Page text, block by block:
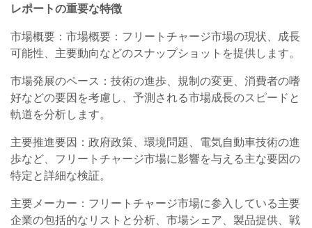
レポートの重要な特徴
市場概要：市場概要：フリートチャージ市場の現状、成長
可能性、主要動向などのスナップショットを提供します。
市場発展のペース：技術の進歩、規制の変更、消費者の嗜
好などの要因を考慮し、予測される市場成長のスピードと
軌道を分析します。
主要推進要因：政府政策、環境問題、電気自動車技術の進
歩など、フリートチャージ市場に影響を与える主な要因の
特定と詳細な検証。
主要メーカー：フリートチャージ市場に参入している主要
企業の包括的なリストと分析、市場シェア、製品提供、戦